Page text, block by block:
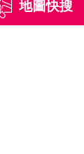
地圖快搜